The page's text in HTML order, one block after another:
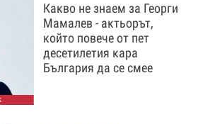
Какво не знаем за Георги
Мамалев - актьорът,
който повече от пет
десетилетия кара
България да се смее